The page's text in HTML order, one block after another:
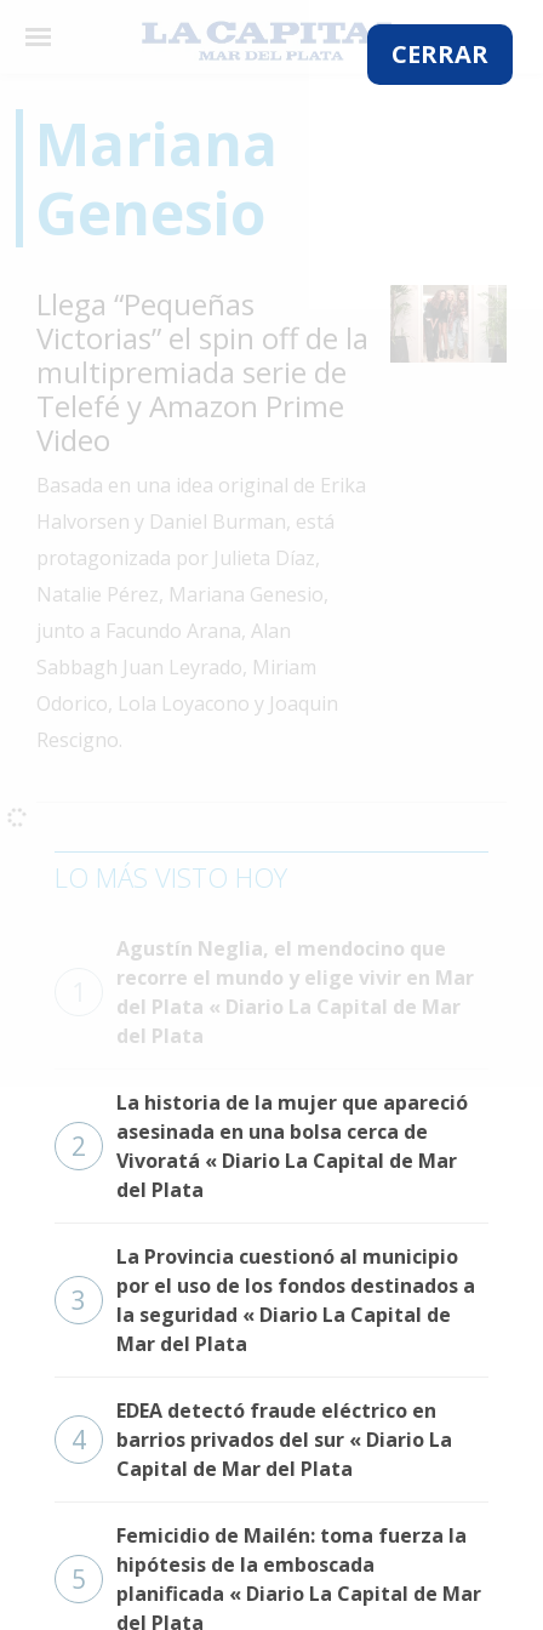
CERRAR
×
País
La
Zona
Cultura
Tecnología
Gastronomía
Salud
Interés
General
La
Ciudad
Deportes
Policiales
Mariana
Genesio
Llega “Pequeñas
Victorias” el spin off de la
multipremiada serie de
Telefé y Amazon Prime
Video
Basada en una idea original de Erika
Halvorsen y Daniel Burman, está
protagonizada por Julieta Díaz,
Natalie Pérez, Mariana Genesio,
junto a Facundo Arana, Alan
Sabbagh Juan Leyrado, Miriam
Odorico, Lola Loyacono y Joaquin
Rescigno.
LO MÁS VISTO HOY
Agustín Neglia, el mendocino que
recorre el mundo y elige vivir en Mar
del Plata « Diario La Capital de Mar
del Plata
2
La historia de la mujer que apareció
asesinada en una bolsa cerca de
Vivoratá « Diario La Capital de Mar
del Plata
3
La Provincia cuestionó al municipio
por el uso de los fondos destinados a
la seguridad « Diario La Capital de
Mar del Plata
4
EDEA detectó fraude eléctrico en
barrios privados del sur « Diario La
Capital de Mar del Plata
5
Femicidio de Mailén: toma fuerza la
hipótesis de la emboscada
planificada « Diario La Capital de Mar
del Plata